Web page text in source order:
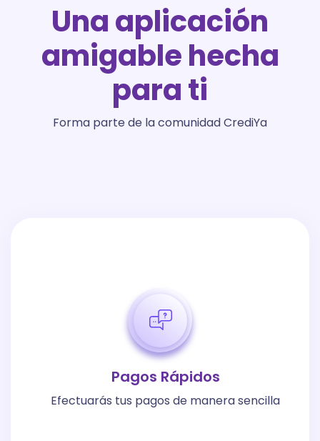
Una aplicación
amigable hecha
para ti
Forma parte de la comunidad CrediYa
Pagos Rápidos
Efectuarás tus pagos de manera sencilla